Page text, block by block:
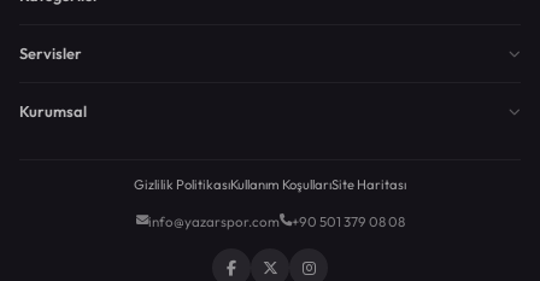
Servisler
Kurumsal
Gizlilik PolitikasıKullanım KoşullarıSite Haritası
info@yazarspor.com +90 501 379 08 08